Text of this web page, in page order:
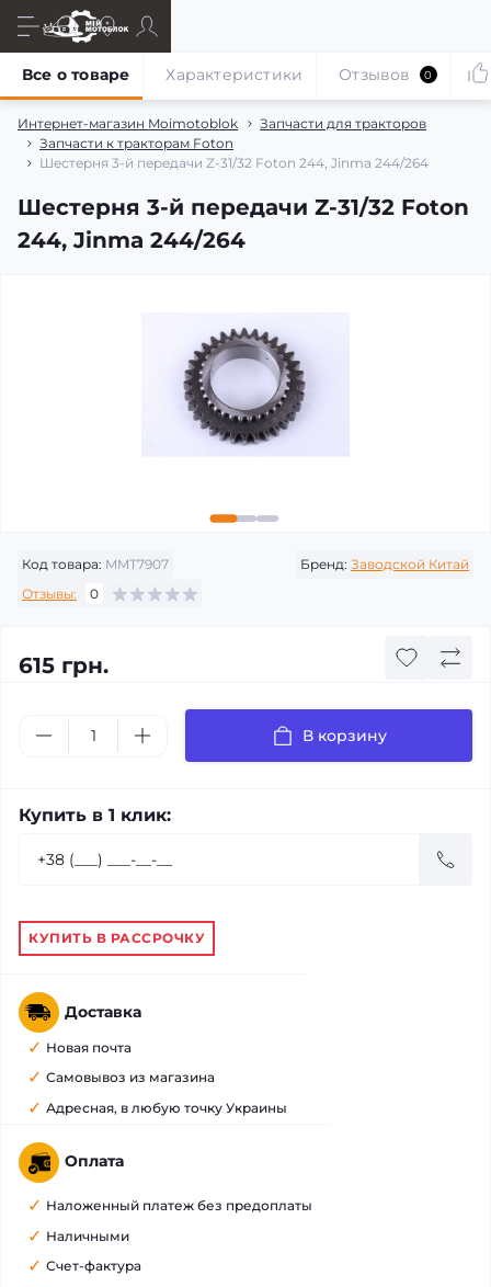
Интернет-магазин Moimotoblok
Запчасти для тракторов
Запчасти к тракторам Foton
Шестерня 3-й передачи Z-31/32 Foton 244, Jinma 244/264
Шестерня 3-й передачи Z-31/32 Foton
244, Jinma 244/264
Все о товаре Характеристики Отзывов 0
Код товара: MMT7907 Бренд: Заводской Китай
Отзывы:
0
615 грн.
В корзину
Купить в 1 клик:
КУПИТЬ В РАССРОЧКУ
Доставка
Новая почта
Самовывоз из магазина
Адресная, в любую точку Украины
Оплата
Наложенный платеж без предоплаты
Наличными
Счет-фактура